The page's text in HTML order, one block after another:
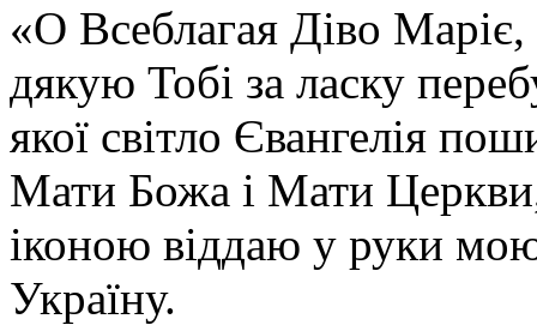
«О Всеблагая Діво
дякую Тобі за ласку
якої світло Євангелія
Мати Божа і Мати
іконою віддаю у руки
Україну.